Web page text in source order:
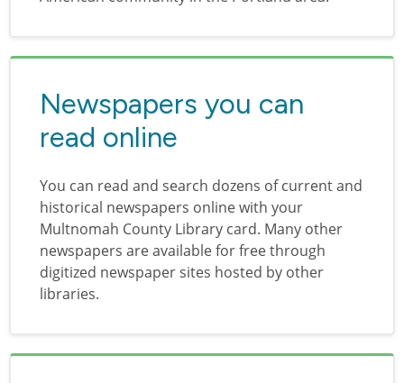
Newspapers you can
read online
You can read and search dozens of current and
historical newspapers online with your
Multnomah County Library card. Many other
newspapers are available for free through
digitized newspaper sites hosted by other
libraries.